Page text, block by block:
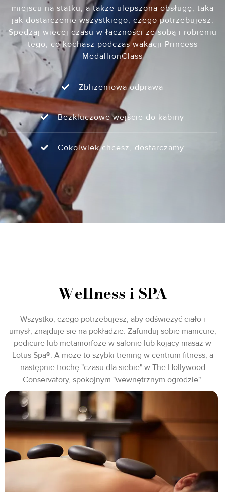
miejscu na statku, a także ulepszoną obsługę, taką
jak dostarczenie wszystkiego, czego potrzebujesz.
Spędzaj więcej czasu w łączności ze sobą i robieniu
tego, co kochasz podczas wakacji Princess
MedallionClass
Zbliżeniowa odprawa
Bezkluczowe wejście do kabiny
Cokolwiek chcesz, dostarczamy
Wellness i SPA
Wszystko, czego potrzebujesz, aby odświeżyć ciało i
umysł, znajduje się na pokładzie. Zafunduj sobie manicure,
pedicure lub metamorfozę w salonie lub kojący masaż w
Lotus Spa®. A może to szybki trening w centrum fitness, a
następnie trochę "czasu dla siebie" w The Hollywood
Conservatory, spokojnym "wewnętrznym ogrodzie".